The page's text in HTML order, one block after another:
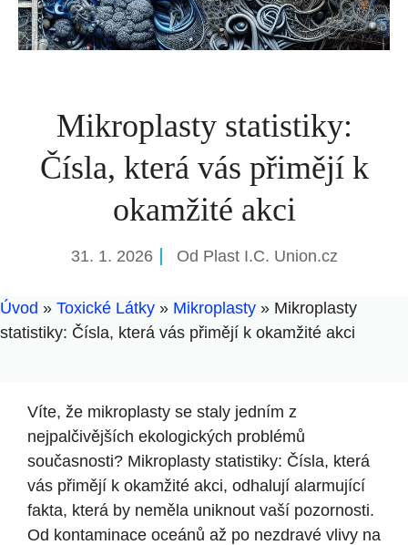
Mikroplasty statistiky:
Čísla, která vás přimějí k
okamžité akci
31. 1. 2026 Od Plast I.C. Union.cz
Úvod » Toxické Látky » Mikroplasty » Mikroplasty
statistiky: Čísla, která vás přimějí k okamžité akci
Víte, že mikroplasty se staly jedním z
nejpalčivějších ekologických problémů
současnosti? Mikroplasty statistiky: Čísla, která
vás přimějí k okamžité akci, odhalují alarmující
fakta, která by neměla uniknout vaší pozornosti.
Od kontaminace oceánů až po nezdravé vlivy na